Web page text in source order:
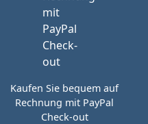
Kaufen Sie bequem auf
Rechnung mit PayPal
Check-out